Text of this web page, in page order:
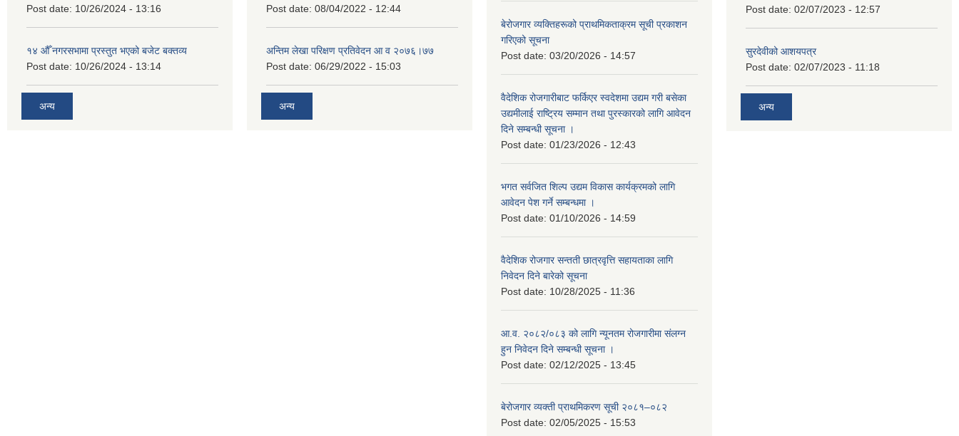
Post date: 10/26/2024 - 13:16
१४ औँ नगरसभामा प्रस्तुत भएको बजेट बक्तव्य
Post date: 10/26/2024 - 13:14
अन्य
Post date: 08/04/2022 - 12:44
अन्तिम लेखा परिक्षण प्रतिवेदन आ व २०७६।७७
Post date: 06/29/2022 - 15:03
अन्य
बेरोजगार व्यक्तिहरूको प्राथमिकताक्रम सूची प्रकाशन
गरिएको सूचना
Post date: 03/20/2026 - 14:57
वैदेशिक रोजगारीबाट फर्किएर स्वदेशमा उद्यम गरी बसेका
उद्यमीलाई राष्ट्रिय सम्मान तथा पुरस्कारको लागि आवेदन
दिने सम्बन्धी सूचना ।
Post date: 01/23/2026 - 12:43
भगत सर्वजित शिल्प उद्यम विकास कार्यक्रमको लागि
आवेदन पेश गर्ने सम्बन्धमा ।
Post date: 01/10/2026 - 14:59
वैदेशिक रोजगार सन्तती छात्रवृत्ति सहायताका लागि
निवेदन दिने बारेको सूचना
Post date: 10/28/2025 - 11:36
आ.व. २०८२/०८३ को लागि न्यूनतम रोजगारीमा संलग्न
हुन निवेदन दिने सम्बन्धी सूचना ।
Post date: 02/12/2025 - 13:45
बेरोजगार व्यक्ती प्राथमिकरण सूची २०८१–०८२
Post date: 02/05/2025 - 15:53
Post date: 02/07/2023 - 12:57
सुरदेवीको आशयपत्र
Post date: 02/07/2023 - 11:18
अन्य